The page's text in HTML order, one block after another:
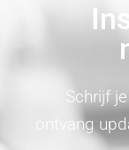
Schrijf
ontvang